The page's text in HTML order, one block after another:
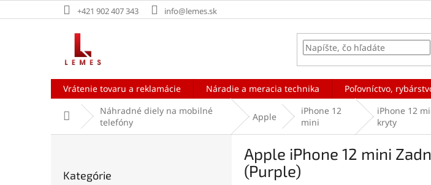
na
+421 902 407 343 info@lemes.sk
Vrátenie tovaru a reklamácie Náradie a meracia technika Poľovníctvo,
DomovNáhradné diely na mobilné
telefóny
Apple
iPhone 12
mini
iPhone 12
kryty
kategórie
Kategórie
Apple iPhone 12 mini
(Purple)